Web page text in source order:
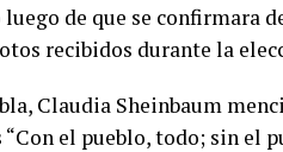
luego de que se confirmara
recibidos durante la
Claudia Sheinbaum
el pueblo, todo; sin el